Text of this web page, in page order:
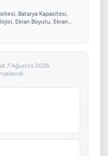
Batarya Kapasitesi,
Ekran Boyutu, Ekran
7 Ağustos 2026